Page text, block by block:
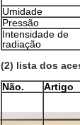
Umidade
Pressão
Intensidade de
radiação
(2) lista dos
Não.
Artigo